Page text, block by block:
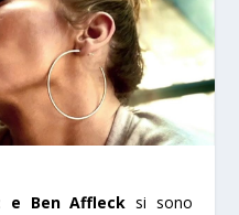
e Ben Affleck si sono